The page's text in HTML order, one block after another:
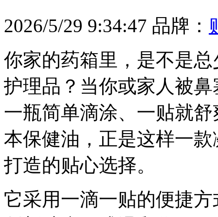
2026/5/29 9:34:47 品牌：
你家的药箱里，是不是
护理品？当你或家人被
一瓶简单滴涂、一贴就
本保健油，正是这样一
打造的贴心选择。
它采用一滴一贴的便捷